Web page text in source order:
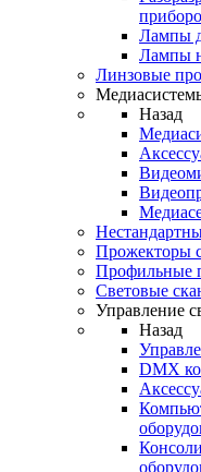
Лампы
Лампы
Линзовые
Назад
Прожекторы
Профильные
Световые
Управление
Назад
DMX